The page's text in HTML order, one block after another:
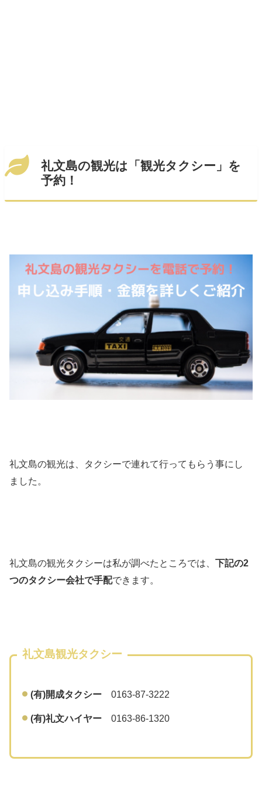
礼文島の観光は「観光タクシー 」を
予約！
礼文島の観光は、タクシーで連れて行ってもらう事にし
ました。
礼文島の観光タクシーは私が調べたところでは、下記の2
つのタクシー会社で手配できます。
礼文島観光タクシー
(有)開成タクシー 0163-87-3222
(有)礼文ハイヤー 0163-86-1320